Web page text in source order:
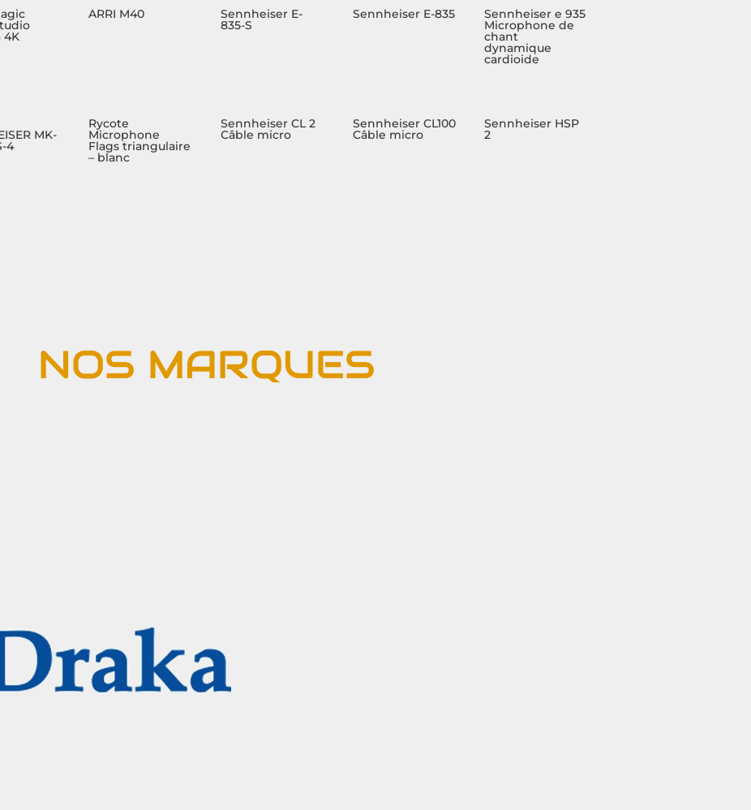
4K
ARRI M40 Sennheiser E-
835-S
Sennheiser E-835 Sennheiser e 935
Microphone de
chant
dynamique
cardioide
MK-
4
Rycote
Microphone
Flags triangulaire
– blanc
Sennheiser CL 2
Câble micro
Sennheiser CL100
Câble micro
Sennheiser HSP
2
NOS MARQUES